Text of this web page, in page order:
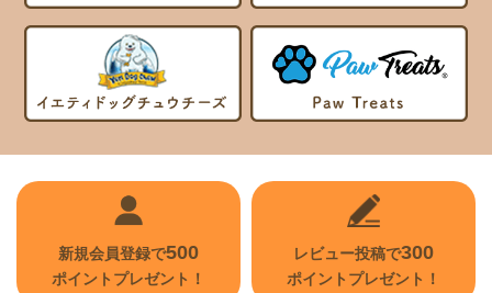
新規会員登録で500
ポイントプレゼント！
レビュー投稿で300
ポイントプレゼント！